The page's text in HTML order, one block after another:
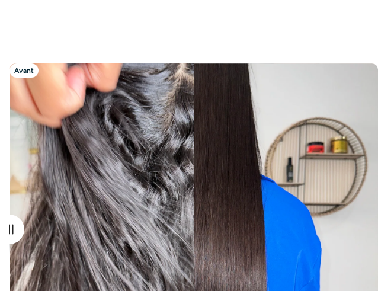
Avant
Après